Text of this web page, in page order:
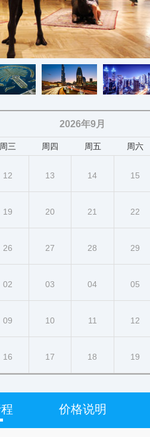
2026年9月
周三 周四 周五 周六
12 13 14 15
19 20 21 22
26 27 28 29
02 03 04 05
09 10 11 12
16 17 18 19
价格说明